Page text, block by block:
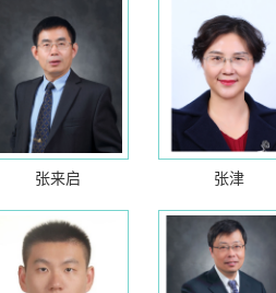
张来启 张津